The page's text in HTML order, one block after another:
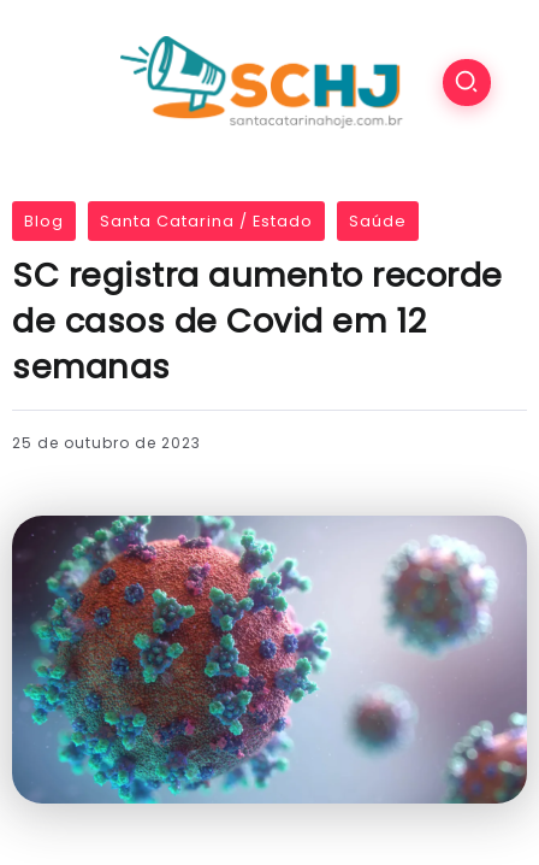
Blog Santa Catarina / Estado Saúde
SC registra aumento recorde
de casos de Covid em 12
semanas
25 de outubro de 2023